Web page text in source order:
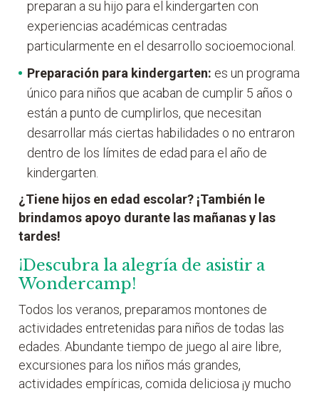
preparan a su hijo para el kindergarten con
experiencias académicas centradas
particularmente en el desarrollo socioemocional.
Preparación para kindergarten: es un programa
único para niños que acaban de cumplir 5 años o
están a punto de cumplirlos, que necesitan
desarrollar más ciertas habilidades o no entraron
dentro de los límites de edad para el año de
kindergarten.
¿Tiene hijos en edad escolar? ¡También le
brindamos apoyo durante las mañanas y las
tardes!
¡Descubra la alegría de asistir a
Wondercamp!
Todos los veranos, preparamos montones de
actividades entretenidas para niños de todas las
edades. Abundante tiempo de juego al aire libre,
excursiones para los niños más grandes,
actividades empíricas, comida deliciosa ¡y mucho